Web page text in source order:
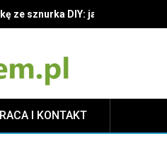
ze sznurka DIY: jak wybrać
I KONTAKT